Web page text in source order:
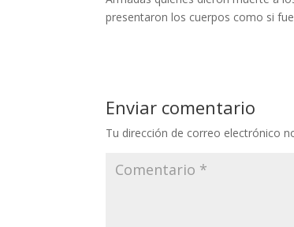
presentaron los cuerpos como si
Enviar comentario
Tu dirección de correo electrónico